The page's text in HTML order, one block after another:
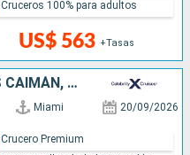
US$ 563 +Tasas
Cruceros 100% para adultos
BAHAMAS, MÉXICO, ISLAS CAIMÁN, ESTADOS UNIDOS
Miami 20/09/2026
Crucero Premium